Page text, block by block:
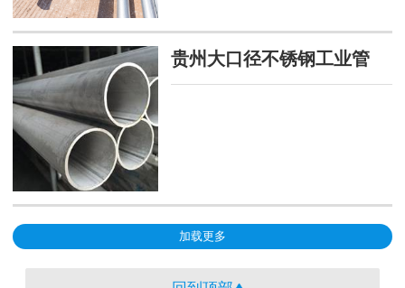
小于等于7.2毫克/每立方米；空
载噪音小于等于70分贝）。【产
量大】1260（圆筒筛）：直径
贵州大口径不锈钢工业管
加载更多